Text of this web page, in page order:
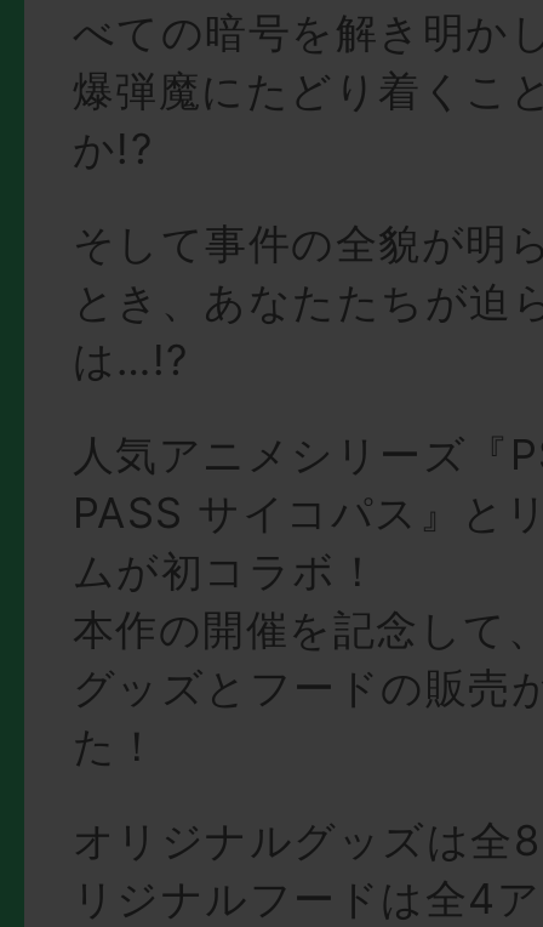
べての暗号を解き明か
爆弾魔にたどり着くこ
か!?
そして事件の全貌が明
とき、あなたたちが迫
は…!?
人気アニメシリーズ『
PASS サイコパス』と
ムが初コラボ！
本作の開催を記念して
グッズとフードの販売
た！
オリジナルグッズは全
リジナルフードは全4